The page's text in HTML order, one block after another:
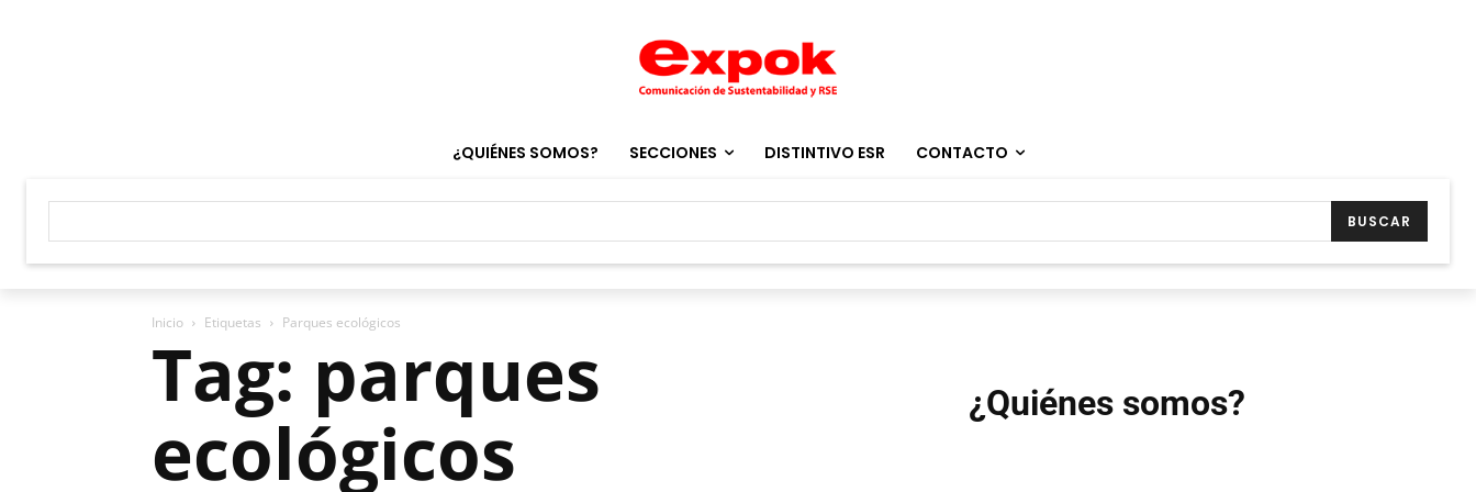
¿QUIÉNES SOMOS? SECCIONES DISTINTIVO ESR CONTACTO
BUSCAR
Inicio Etiquetas Parques ecológicos
Tag: parques
ecológicos
¿Quiénes somos?